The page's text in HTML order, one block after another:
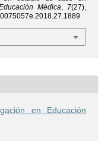
Médica, 7(27),
en Educación